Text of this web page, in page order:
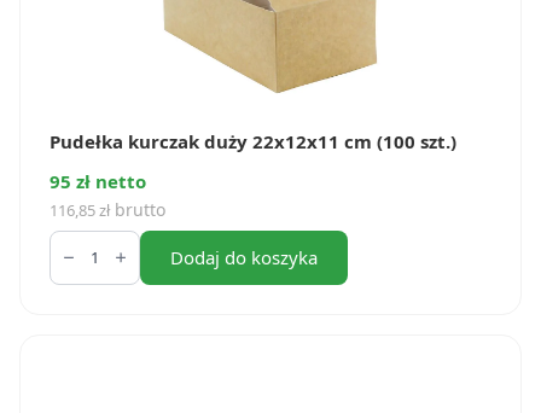
Pudełka kurczak duży 22x12x11 cm (100 szt.)
95 zł netto
116,85zł brutto
ilość
Pudełka
kurczak
Dodaj do koszyka